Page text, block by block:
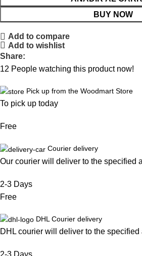
BUY NOW
Add to compare
Add to wishlist
Share:
12 People watching this product now!
Pick up from the Woodmart Store
To pick up today
Free
Courier delivery
Our courier will deliver to the specified
2-3 Days
Free
DHL Courier delivery
DHL courier will deliver to the specified
2-3 Days